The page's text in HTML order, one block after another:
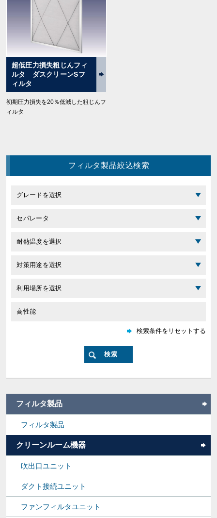
超低圧力損失粗じんフィ
ルタ ダスクリーンSフ
ィルタ
初期圧力損失を20％低減した粗じんフ
ィルタ
フィルタ製品絞込検索
フィルタ製品
フィルタ製品
クリーンルーム機器
吹出口ユニット
ダクト接続ユニット
ファンフィルタユニット